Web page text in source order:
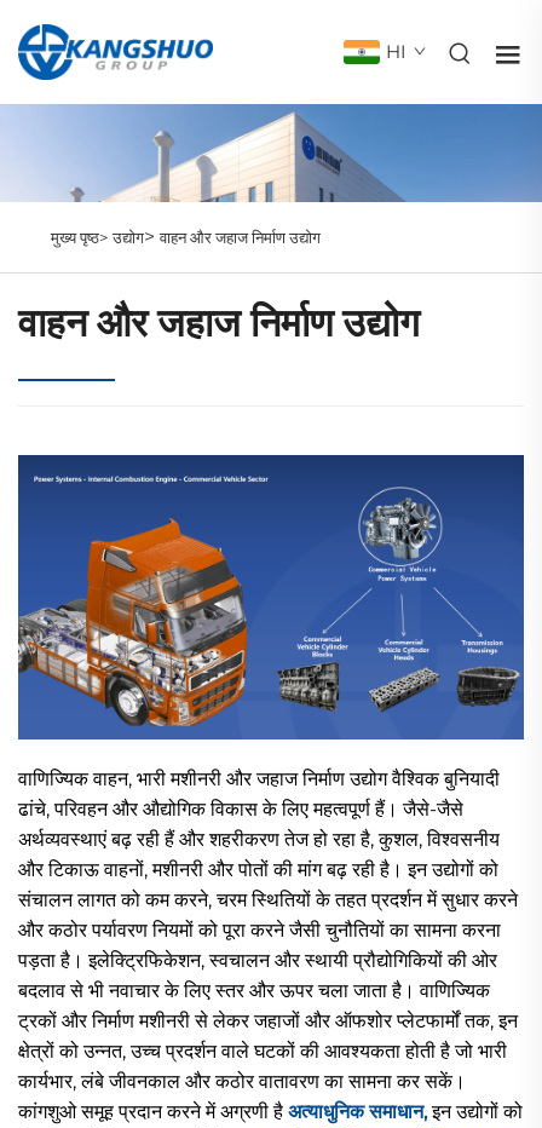
HI
मुख्य पृष्ठ> उद्योग>वाहन और जहाज निर्माण उद्योग
वाहन और जहाज निर्माण उद्योग
वाणिज्यिक वाहन, भारी मशीनरी और जहाज निर्माण उद्योग वैश्विक बुनियादी
ढांचे, परिवहन और औद्योगिक विकास के लिए महत्वपूर्ण हैं। जैसे-जैसे
अर्थव्यवस्थाएं बढ़ रही हैं और शहरीकरण तेज हो रहा है, कुशल, विश्वसनीय
और टिकाऊ वाहनों, मशीनरी और पोतों की मांग बढ़ रही है। इन उद्योगों को
संचालन लागत को कम करने, चरम स्थितियों के तहत प्रदर्शन में सुधार करने
और कठोर पर्यावरण नियमों को पूरा करने जैसी चुनौतियों का सामना करना
पड़ता है। इलेक्ट्रिफिकेशन, स्वचालन और स्थायी प्रौद्योगिकियों की ओर
बदलाव से भी नवाचार के लिए स्तर और ऊपर चला जाता है। वाणिज्यिक
ट्रकों और निर्माण मशीनरी से लेकर जहाजों और ऑफशोर प्लेटफार्मों तक, इन
क्षेत्रों को उन्नत, उच्च प्रदर्शन वाले घटकों की आवश्यकता होती है जो भारी
कार्यभार, लंबे जीवनकाल और कठोर वातावरण का सामना कर सकें।
कांगशुओ समूह प्रदान करने में अग्रणी है अत्याधुनिक समाधान,इन उद्योगों को